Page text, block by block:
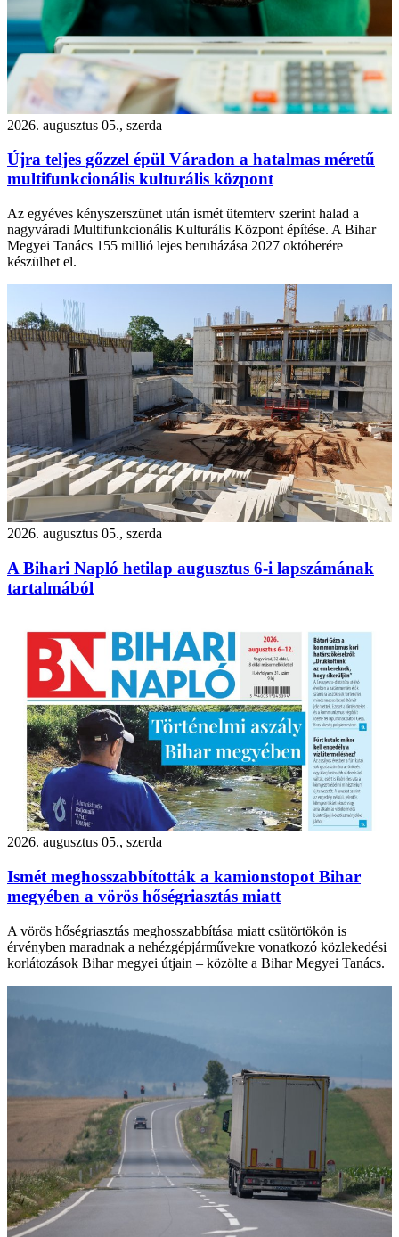
2026. augusztus 05., szerda
Újra teljes gőzzel épül Váradon a hatalmas méretű
multifunkcionális kulturális központ
Az egyéves kényszerszünet után ismét ütemterv szerint halad a
nagyváradi Multifunkcionális Kulturális Központ építése. A Bihar
Megyei Tanács 155 millió lejes beruházása 2027 októberére
készülhet el.
2026. augusztus 05., szerda
A Bihari Napló hetilap augusztus 6-i lapszámának
tartalmából
2026. augusztus 05., szerda
Ismét meghosszabbították a kamionstopot Bihar
megyében a vörös hőségriasztás miatt
A vörös hőségriasztás meghosszabbítása miatt csütörtökön is
érvényben maradnak a nehézgépjárművekre vonatkozó közlekedési
korlátozások Bihar megyei útjain – közölte a Bihar Megyei Tanács.